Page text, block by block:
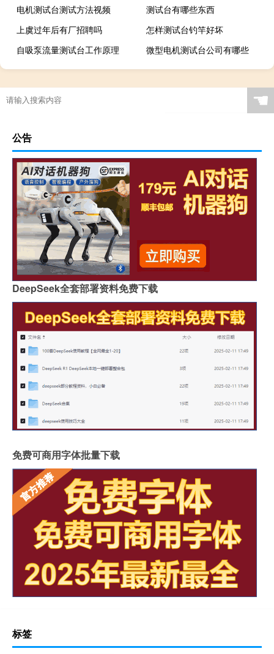
电机测试台测试方法视频
测试台有哪些东西
上虞过年后有厂招聘吗
怎样测试台钓竿好坏
自吸泵流量测试台工作原理
微型电机测试台公司有哪些
☚
公告
DeepSeek全套部署资料免费下载
免费可商用字体批量下载
标签